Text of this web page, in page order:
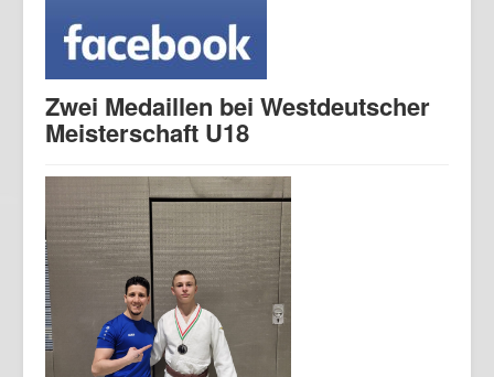
Zwei Medaillen bei Westdeutscher
Meisterschaft U18